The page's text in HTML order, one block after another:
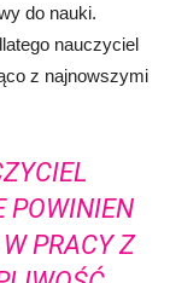
do nauki.
nauczyciel
z najnowszymi
POWINIEN
PRACY Z